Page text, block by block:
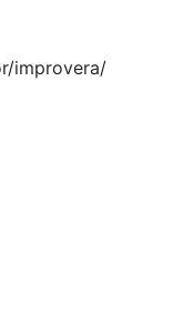
improvera/